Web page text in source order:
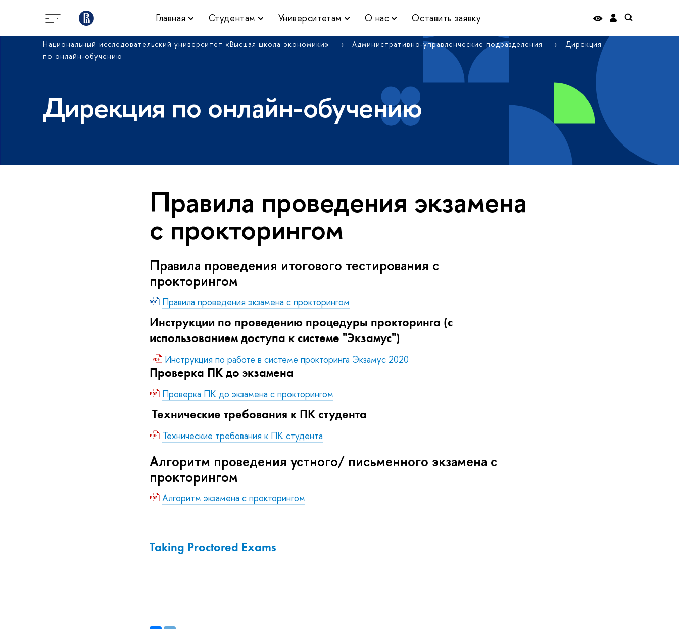
Главная Студентам Университетам О нас Оставить заявку
Национальный исследовательский университет «Высшая школа экономики» Административно-управленческие подразделения
Дирекция
по онлайн-обучению
Дирекция по онлайн-обучению
Правила проведения экзамена
с прокторингом
Правила проведения итогового тестирования с
прокторингом
Правила проведения экзамена с прокторингом
Инструкции по проведению процедуры прокторинга (с
использованием доступа к системе "Экзамус")
Инструкция по работе в системе прокторинга Экзамус 2020
Проверка ПК до экзамена
Проверка ПК до экзамена с прокторингом
Технические требования к ПК студента
Технические требования к ПК студента
Алгоритм проведения устного/ письменного экзамена с
прокторингом
Алгоритм экзамена с прокторингом
Taking Proctored Exams